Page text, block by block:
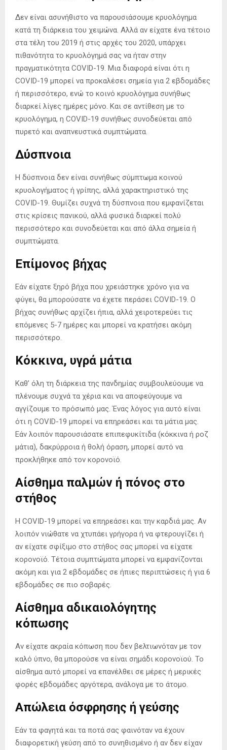
Δεν είναι ασυνήθιστο να παρουσιάσουμε κρυολόγημα
κατά τη διάρκεια του χειμώνα. Αλλά αν είχατε ένα τέτοιο
στα τέλη του 2019 ή στις αρχές του 2020, υπάρχει
πιθανότητα το κρυολόγημά σας να ήταν στην
πραγματικότητα COVID-19. Μια διαφορά είναι ότι η
COVID-19 μπορεί να προκαλέσει σημεία για 2 εβδομάδες
ή περισσότερο, ενώ το κοινό κρυολόγημα συνήθως
διαρκεί λίγες ημέρες μόνο. Και σε αντίθεση με το
κρυολόγημα, η COVID-19 συνήθως συνοδεύεται από
πυρετό και αναπνευστικά συμπτώματα.
Δύσπνοια
Η δύσπνοια δεν είναι συνήθως σύμπτωμα κοινού
κρυολογήματος ή γρίπης, αλλά χαρακτηριστικό της
COVID-19. Θυμίζει συχνά τη δύσπνοια που εμφανίζεται
στις κρίσεις πανικού, αλλά φυσικά διαρκεί πολύ
περισσότερο και συνοδεύεται και από άλλα σημεία ή
συμπτώματα.
Επίμονος βήχας
Εάν είχατε ξηρό βήχα που χρειάστηκε χρόνο για να
φύγει, θα μπορούσατε να έχετε περάσει COVID-19. Ο
βήχας συνήθως αρχίζει ήπια, αλλά χειροτερεύει τις
επόμενες 5-7 ημέρες και μπορεί να κρατήσει ακόμη
περισσότερο.
Κόκκινα, υγρά μάτια
Καθ’ όλη τη διάρκεια της πανδημίας συμβουλεύουμε να
πλένουμε συχνά τα χέρια και να αποφεύγουμε να
αγγίζουμε το πρόσωπό μας. Ένας λόγος για αυτό είναι
ότι η COVID-19 μπορεί να επηρεάσει και τα μάτια μας.
Εάν λοιπόν παρουσιάσατε επιπεφυκίτιδα (κόκκινα ή ροζ
μάτια), δακρύρροια ή θολή όραση, μπορεί αυτό να
προκλήθηκε από τον κορονοϊό.
Αίσθημα παλμών ή πόνος στο
στήθος
Η COVID-19 μπορεί να επηρεάσει και την καρδιά μας. Αν
λοιπόν νιώθατε να χτυπάει γρήγορα ή να φτερουγίζει ή
αν είχατε σφίξιμο στο στήθος σας μπορεί να είχατε
κορονοϊό. Τέτοια συμπτώματα μπορεί να εμφανίζονται
ακόμη και για 2 εβδομάδες σε ήπιες περιπτώσεις ή για 6
εβδομάδες σε πιο σοβαρές.
Αίσθημα αδικαιολόγητης
κόπωσης
Αν είχατε ακραία κόπωση που δεν βελτιωνόταν με τον
καλό ύπνο, θα μπορούσε να είναι σημάδι κορονοϊού. Το
αίσθημα αυτό μπορεί να επανέλθει σε μέρες ή μερικές
φορές εβδομάδες αργότερα, ανάλογα με το άτομο.
Απώλεια όσφρησης ή γεύσης
Εάν τα φαγητά και τα ποτά σας φαινόταν να έχουν
διαφορετική γεύση από το συνηθισμένο ή αν δεν είχαν